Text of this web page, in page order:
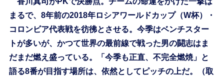
まるで、8年前の2018年ロシアワールドカップ（W杯）・
コロンビア代表戦を彷彿とさせる。今季はベンチスター
トが多いが、かつて世界の最前線で戦った男の闘志はま
だまだ燃え盛っている。「今季も正直、不完全燃焼」と
語る8番が目指す場所は、依然としてピッチの上だ。（取